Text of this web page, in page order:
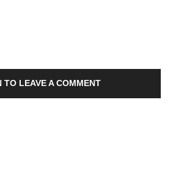
TO LEAVE A COMMENT